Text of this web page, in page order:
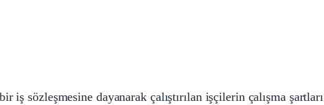
iş sözleşmesine dayanarak çalıştırılan işçilerin çalışma şartları